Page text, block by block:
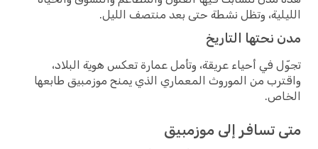
الليلية، وتظل نشطة حتى بعد منتصف الليل.
مدن نحتها التاريخ
تجوّل في أحياء عريقة، وتأمل عمارة تعكس هوية البلاد،
واقترب من الموروث المعماري الذي يمنح موزمبيق طابعها
الخاص.
متى تسافر إلى موزمبيق